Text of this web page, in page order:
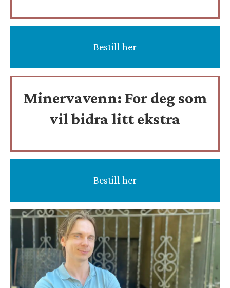
Bestill her
Minervavenn: For deg som
vil bidra litt ekstra
Bestill her